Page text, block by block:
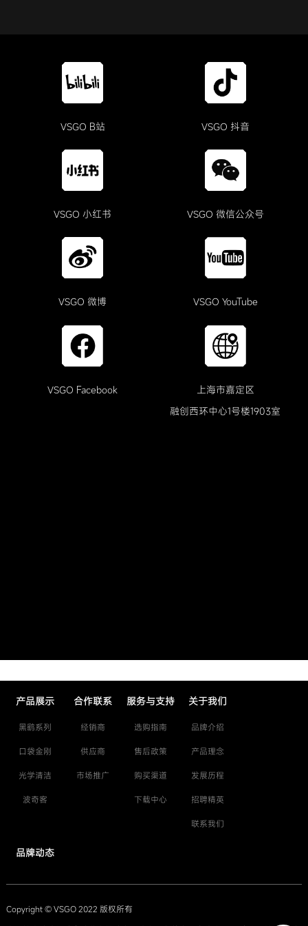
VSGO B站 VSGO 抖音
VSGO 小红书 VSGO 微信公众号
VSGO 微博 VSGO YouTube
VSGO Facebook
上海市嘉定区
融创西环中心1号楼1903室
产品展示
黑鹞系列
口袋金刚
光学清洁
波奇客
合作联系
经销商
供应商
市场推广
服务与支持
选购指南
售后政策
购买渠道
下载中心
关于我们
品牌介绍
产品理念
发展历程
招聘精英
联系我们
品牌动态
Copyright © VSGO 2022 版权所有